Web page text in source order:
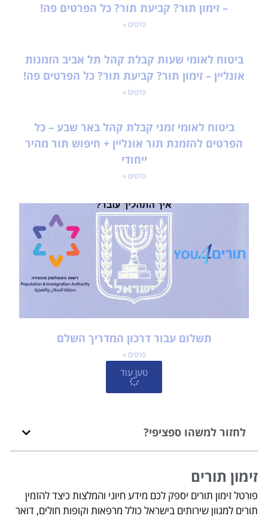
– זימון תור? קביעת תור? כל הפרטים פה!
פרטים »
ביטוח לאומי שעות קבלת קהל תל אביב הזמנות
אונליין – זימון תור? קביעת תור? כל הפרטים פה!
פרטים »
ביטוח לאומי זמני קבלת קהל באר שבע – כל
הפרטים להזמנת תור אונליין + חיפוש תור מהיר
ייחודי
פרטים »
תשלום עבור דרכון המדריך השלם
פרטים »
טען עוד
לחזור למשהו ספציפי?
זימון תורים
פורטל זימון תורים יספק לכם מידע חיוני והמלצות כיצד להזמין
תורים למגוון שירותים בישראל כולל מרפאות וקופות חולים, דואר